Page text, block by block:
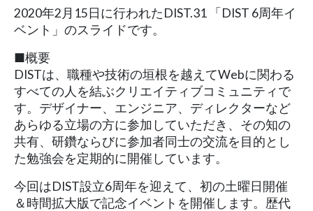
2020年2月15日に行われたDIST.31 「DIST 6周年イ
ベント」のスライドです。
■概要
DISTは、職種や技術の垣根を越えてWebに関わる
すべての人を結ぶクリエイティブコミュニティで
す。デザイナー、エンジニア、ディレクターなど
あらゆる立場の方に参加していただき、その知の
共有、研鑽ならびに参加者同士の交流を目的とし
た勉強会を定期的に開催しています。
今回はDIST設立6周年を迎えて、初の土曜日開催
＆時間拡大版で記念イベントを開催します。歴代